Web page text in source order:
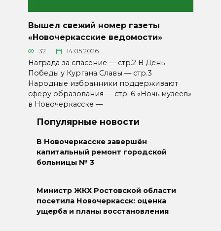
Вышел свежий номер газеты
«Новочеркасские ведомости»
32 14.05.2026
Награда за спасение — стр.2 В День
Победы у Кургана Славы — стр.3
Народные избранники поддерживают
сферу образования — стр. 6 «Ночь музеев»
в Новочеркасске —
Популярные новости
В Новочеркасске завершён
капитальный ремонт городской
больницы № 3
Министр ЖКХ Ростовской области
посетила Новочеркасск: оценка
ущерба и планы восстановления